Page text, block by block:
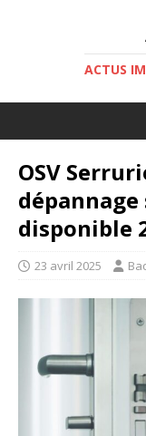
ACTUS
OSV
disponible
23 avril 2025